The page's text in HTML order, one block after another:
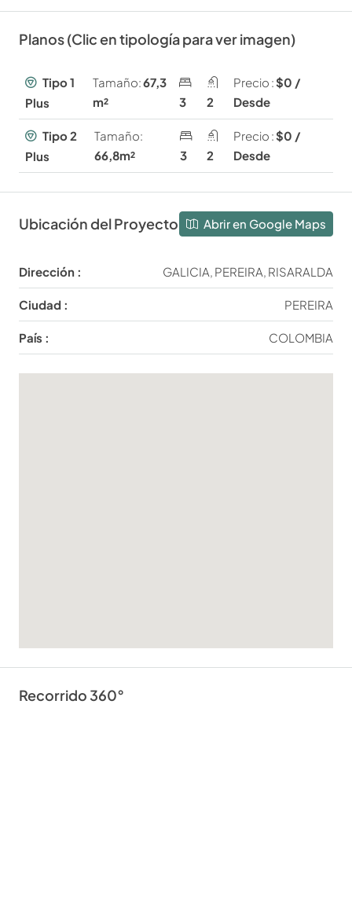
Planos (Clic en tipología para ver imagen)
Tipo 1
Plus
Tamaño:67,3
m²
3 2
Precio :$0 /
Desde
Tipo 2
Plus
Tamaño:
66,8m²
3 2
Precio :$0 /
Desde
Ubicación del Proyecto Abrir en Google Maps
Dirección : GALICIA, PEREIRA, RISARALDA
Ciudad : PEREIRA
País : COLOMBIA
Recorrido 360°